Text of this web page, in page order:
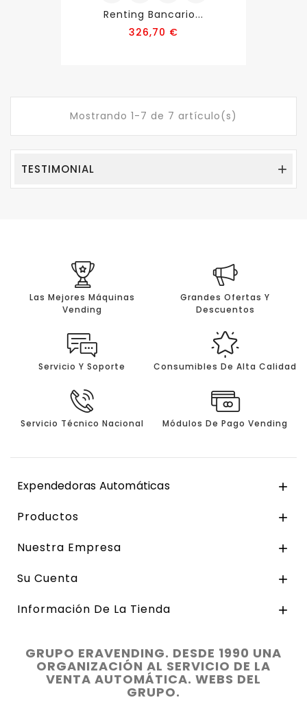
Renting Bancario...
326,70 €
Mostrando 1-7 de 7 artículo(s)
TESTIMONIAL 
Las Mejores Máquinas
Vending
Grandes Ofertas Y
Descuentos
Servicio Y Soporte Consumibles De Alta Calidad
Servicio Técnico Nacional Módulos De Pago Vending
Expendedoras Automáticas 
Productos 
Nuestra Empresa 
Su Cuenta 
Información De La Tienda 
GRUPO ERAVENDING. DESDE 1990 UNA
ORGANIZACIÓN AL SERVICIO DE LA
VENTA AUTOMÁTICA. WEBS DEL
GRUPO.